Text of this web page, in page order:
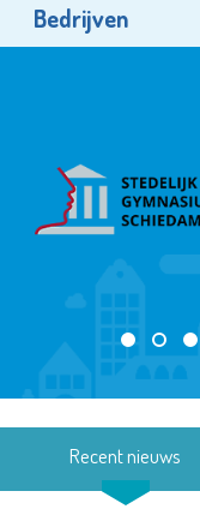
Bedrijven
Recent nieuws